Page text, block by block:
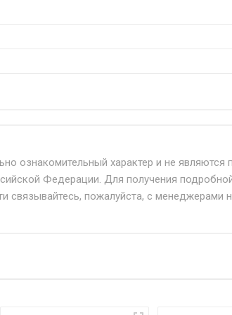
транспортом, стоимость доставки
ознакомительный характер и не
Федерации. Для получения
связывайтесь, пожалуйста, с менеджерами